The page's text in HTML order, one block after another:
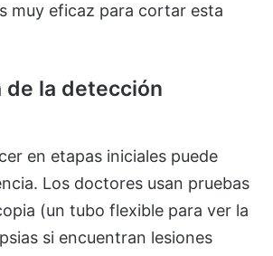
muy eficaz para cortar esta
de la detección
en etapas iniciales puede
Los doctores usan pruebas
(un tubo flexible para ver la
si encuentran lesiones